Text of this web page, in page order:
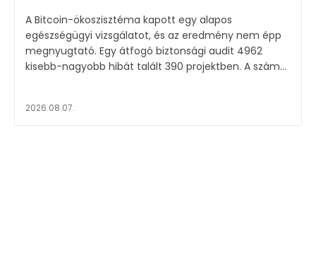
A Bitcoin-ökoszisztéma kapott egy alapos
egészségügyi vizsgálatot, és az eredmény nem épp
megnyugtató. Egy átfogó biztonsági audit 4962
kisebb-nagyobb hibát talált 390 projektben. A szám...
2026.08.07.